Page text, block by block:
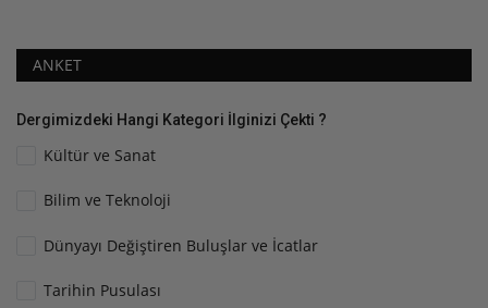
ANKET
Dergimizdeki Hangi Kategori İlginizi Çekti ?
Kültür ve Sanat
Bilim ve Teknoloji
Dünyayı Değiştiren Buluşlar ve İcatlar
Tarihin Pusulası